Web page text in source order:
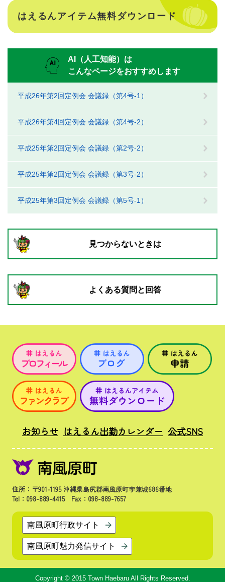
はえるんアイテム無料ダウンロード
AI（人工知能）は
こんなページをおすすめします
平成26年第2回定例会 会議録（第4号-1）
平成26年第4回定例会 会議録（第4号-2）
平成25年第2回定例会 会議録（第2号-2）
平成25年第2回定例会 会議録（第3号-2）
平成25年第3回定例会 会議録（第5号-1）
見つからないときは
よくある質問と回答
お知らせ はえるん出勤カレンダー 公式SNS
住所：〒901-1195 沖縄県島尻郡南風原町字兼城686番地
Tel：098-889-4415 Fax：098-889-7657
南風原町行政サイト
南風原町魅力発信サイト
Copyright © 2015 Town Haebaru All Rights Reserved.